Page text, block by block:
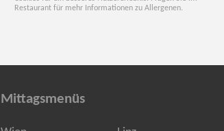
Restaurant für mehr Informationen zu Allergenen.
Mittagsmenüs